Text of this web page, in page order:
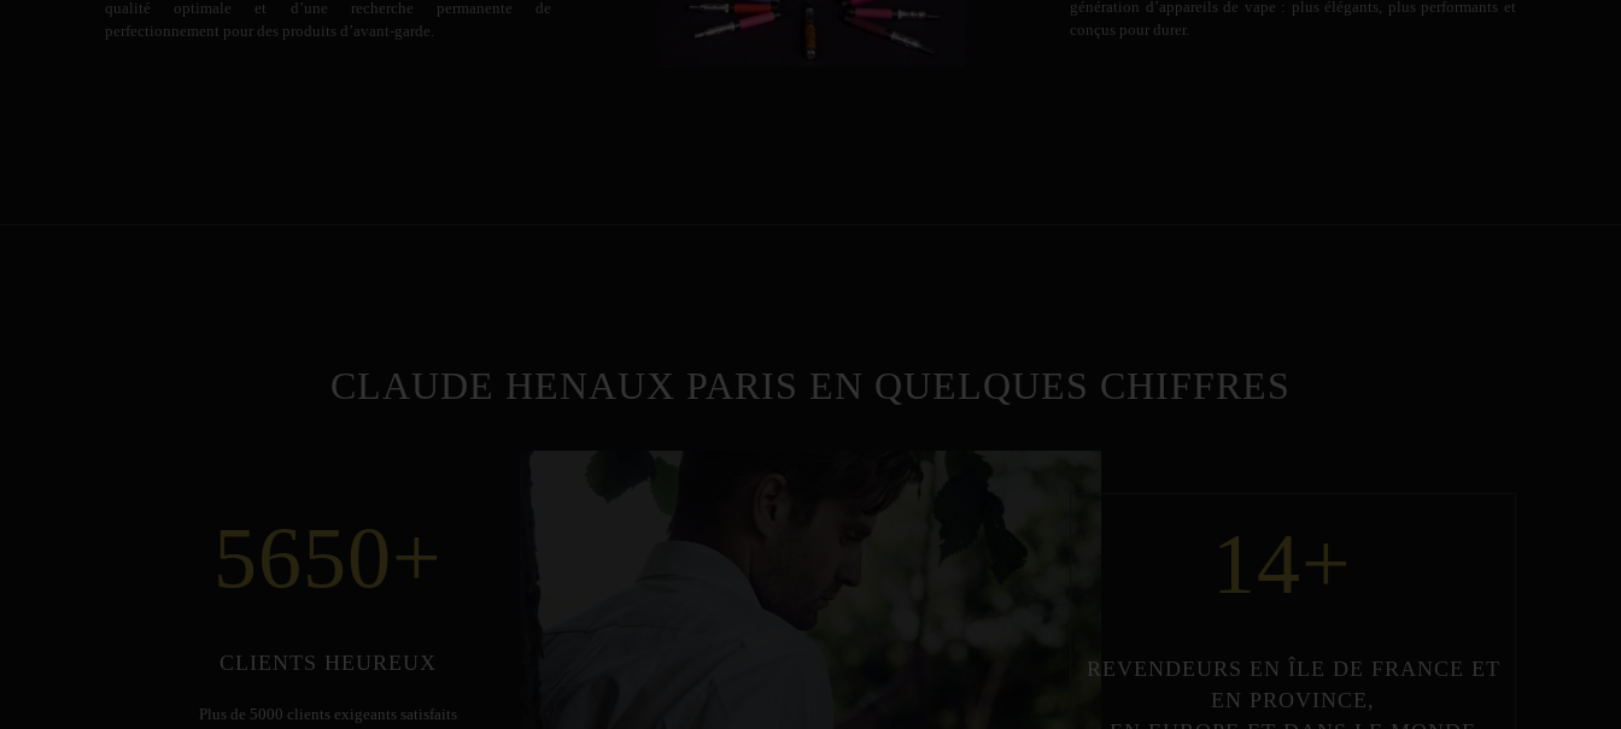
qualité optimale et d’une recherche permanente de
perfectionnement pour des produits d’avant-garde.
génération d’appareils de vape : plus élégants, plus performants et
conçus pour durer.
CLAUDE HENAUX PARIS EN QUELQUES CHIFFRES
5650+
CLIENTS HEUREUX
Plus de 5000 clients exigeants satisfaits
14+
REVENDEURS EN ÎLE DE FRANCE ET
EN PROVINCE,